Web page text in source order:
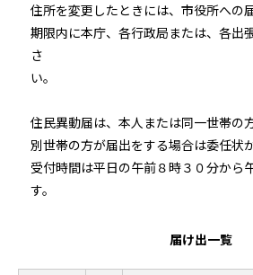
住所を変更したときには、市役所への
期限内に本庁、各行政局または、各出
さ
い
住民異動届は、本人または同一世帯の
別世帯の方が届出をする場合は委任状
受付時間は平日の午前８時３０分から
す。
届け出一覧